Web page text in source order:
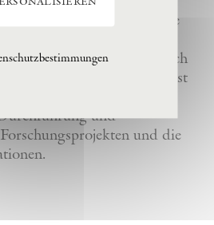
Kiefer, indem sie seine
Künstler bewahrt und
in La Ribaute zugänglich
zeitgenössische Kunst
von internationalen
und
und die